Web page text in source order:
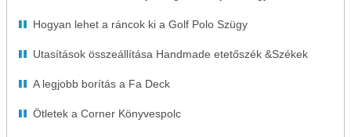
Hogyan lehet a ráncok ki a Golf Polo Szügy
Utasítások összeállítása Handmade etetőszék &Székek
A legjobb borítás a Fa Deck
Ötletek a Corner Könyvespolc